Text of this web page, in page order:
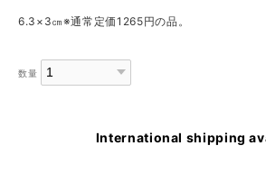
6.3×3㎝※通常定価1265円の品。
数量
International shipping